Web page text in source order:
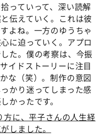
っていって、深い読解
伝えていく。これは彼
よね。一方のゆうちゃ
に迫っていく。アプロ
た。僕の考察は、今振
イドストーリーに注目
な（笑）。制作の意図
かり迷ってしまった感
かったです。
に、平子さんの人生経
しました。